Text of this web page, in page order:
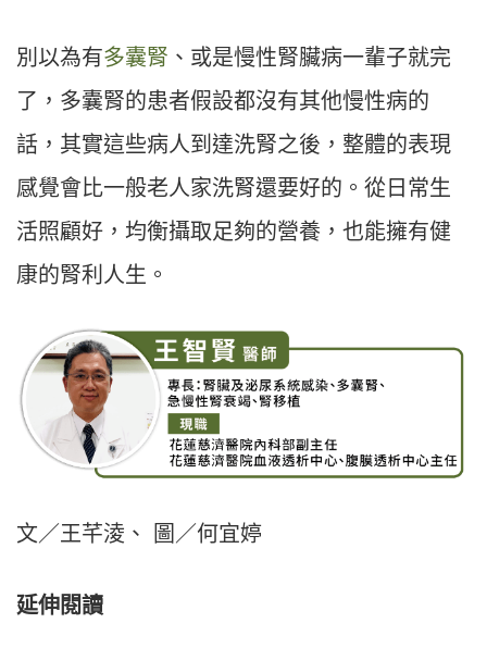
別以為有多囊腎 、或是慢性腎臟病一輩子就完
了，多囊腎的患者假設都沒有其他慢性病的
話，其實這些病人到達洗腎之後，整體的表現
感覺會比一般老人家洗腎還要好的。從日常生
活照顧好，均衡攝取足夠的營養，也能擁有健
康的腎利人生。
文／王芊淩、 圖／何宜婷
延伸閱讀